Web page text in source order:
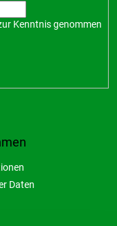
Daten
Kenntnis genommen